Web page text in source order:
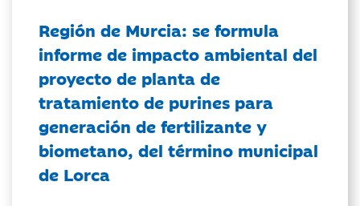
Región de Murcia: se formula
informe de impacto ambiental del
proyecto de planta de
tratamiento de purines para
generación de fertilizante y
biometano, del término municipal
de Lorca